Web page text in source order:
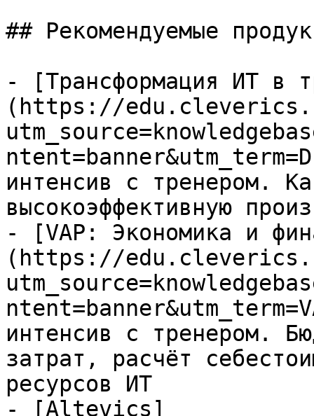
## Рекомендуемые
- [Трансформация ИТ в
(https://
интенсив с тренером.
высокоэффективную
- [VAP: Экономика и
(https://
интенсив с тренером.
затрат, расчёт
ресурсов ИТ
- [Altevics]